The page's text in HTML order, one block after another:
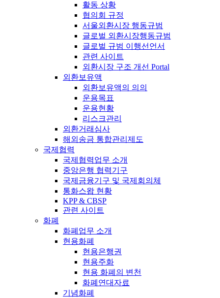
활동 상황
협의회 규정
서울외환시장 행동규범
글로벌 외환시장행동규범
글로벌 규범 이행선언서
관련 사이트
외환시장 구조 개선 Portal
외환보유액
외환보유액의 의의
운용목표
운용현황
리스크관리
외환거래심사
해외송금 통합관리제도
국제협력
국제협력업무 소개
중앙은행 협력기구
국제금융기구 및 국제회의체
통화스왑 현황
KPP & CBSP
관련 사이트
화폐
화폐업무 소개
현용화폐
현용은행권
현용주화
현용 화폐의 변천
화폐연대자료
기념화폐